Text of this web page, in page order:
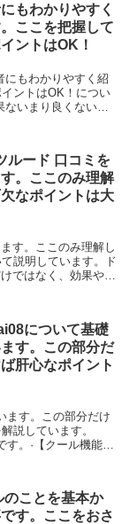
もわかりやすく
ここを把握して
ントはOK！
にもわかりやすく紹
ントはOK！につい
いまり良くない口
ルード 口コミを
。ここのみ理解
なポイントは大
す。ここのみ理解し
説明しています。ド
ではなく、効果やサ
について基礎
す。この部分だ
肝心なポイント
ます。この部分だけ
説しています。
。·【クール機能で
のことを基本か
す。ここをおさ